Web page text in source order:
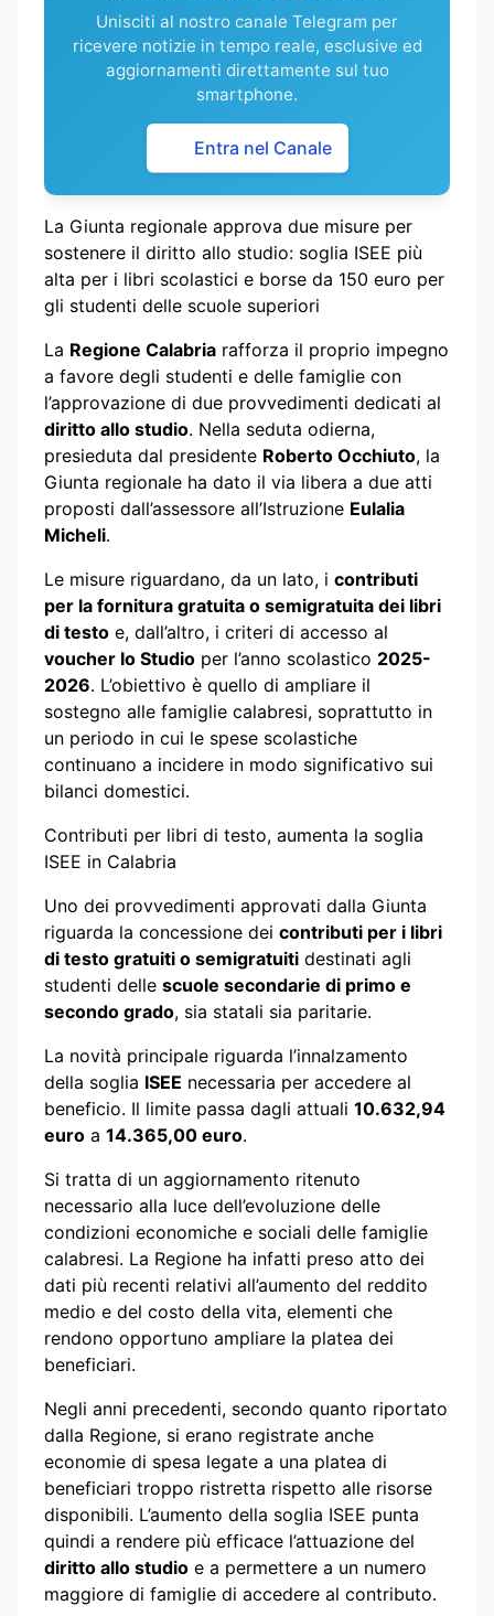
Unisciti al nostro canale Telegram per
ricevere notizie in tempo reale, esclusive ed
aggiornamenti direttamente sul tuo
smartphone.
Entra nel Canale
La Giunta regionale approva due misure per
sostenere il diritto allo studio: soglia ISEE più
alta per i libri scolastici e borse da 150 euro per
gli studenti delle scuole superiori
La Regione Calabria rafforza il proprio impegno
a favore degli studenti e delle famiglie con
l’approvazione di due provvedimenti dedicati al
diritto allo studio. Nella seduta odierna,
presieduta dal presidente Roberto Occhiuto, la
Giunta regionale ha dato il via libera a due atti
proposti dall’assessore all’Istruzione Eulalia
Micheli.
Le misure riguardano, da un lato, i contributi
per la fornitura gratuita o semigratuita dei libri
di testo e, dall’altro, i criteri di accesso al
voucher Io Studio per l’anno scolastico 2025-
2026. L’obiettivo è quello di ampliare il
sostegno alle famiglie calabresi, soprattutto in
un periodo in cui le spese scolastiche
continuano a incidere in modo significativo sui
bilanci domestici.
Contributi per libri di testo, aumenta la soglia
ISEE in Calabria
Uno dei provvedimenti approvati dalla Giunta
riguarda la concessione dei contributi per i libri
di testo gratuiti o semigratuiti destinati agli
studenti delle scuole secondarie di primo e
secondo grado, sia statali sia paritarie.
La novità principale riguarda l’innalzamento
della soglia ISEE necessaria per accedere al
beneficio. Il limite passa dagli attuali 10.632,94
euro a 14.365,00 euro.
Si tratta di un aggiornamento ritenuto
necessario alla luce dell’evoluzione delle
condizioni economiche e sociali delle famiglie
calabresi. La Regione ha infatti preso atto dei
dati più recenti relativi all’aumento del reddito
medio e del costo della vita, elementi che
rendono opportuno ampliare la platea dei
beneficiari.
Negli anni precedenti, secondo quanto riportato
dalla Regione, si erano registrate anche
economie di spesa legate a una platea di
beneficiari troppo ristretta rispetto alle risorse
disponibili. L’aumento della soglia ISEE punta
quindi a rendere più efficace l’attuazione del
diritto allo studio e a permettere a un numero
maggiore di famiglie di accedere al contributo.